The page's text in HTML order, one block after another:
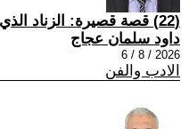
(22) قصة قصيرة: الزناد الذي لم يُضغط
داود سلمان عجاج
2026 / 8 / 6
الادب والفن